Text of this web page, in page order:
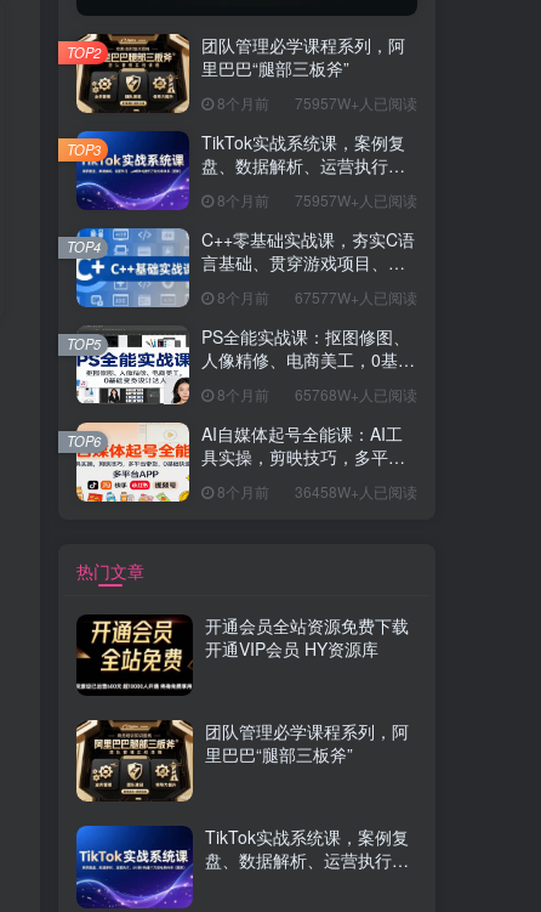
团队管理必学课程系列，阿
里巴巴“腿部三板斧”
8个月前 75957W+人已阅读
TOP2
TikTok实战系统课，案例复
盘、数据解析、运营执行，
（更新）
8个月前 75957W+人已阅读
TOP3
C++零基础实战课，夯实C语
言基础、贯穿游戏项目、掌
薪15K+岗位
8个月前 67577W+人已阅读
TOP4
PS全能实战课：抠图修图、
人像精修、电商美工，0基础
8个月前 65768W+人已阅读
TOP5
AI自媒体起号全能课：AI工
具实操，剪映技巧，多平台
8个月前 36458W+人已阅读
TOP6
热门文章
开通会员全站资源免费下载
开通VIP会员 HY资源库
团队管理必学课程系列，阿
里巴巴“腿部三板斧”
TikTok实战系统课，案例复
盘、数据解析、运营执行，